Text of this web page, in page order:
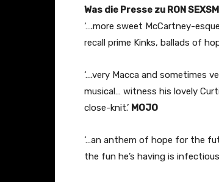
o
S
e
i
e
s
P
a
Was die Presse zu RON
‘….more sweet McCartney-
recall prime Kinks, ballads of
‘….very Macca and sometimes
musical… witness his lovely
close-knit.’ MOJO
‘…an anthem of hope for the
the fun he’s having is